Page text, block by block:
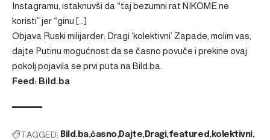
Instagramu, istaknuvši da “taj bezumni rat NIKOME ne
koristi” jer “ginu […]
Objava Ruski milijarder: Dragi ‘kolektivni’ Zapade, molim vas,
dajte Putinu mogućnost da se časno povuče i prekine ovaj
pokolj pojavila se prvi puta na Bild.ba
Feed: Bild.ba
TAGGED: Bild.ba časno Dajte Dragi featured kolektivni